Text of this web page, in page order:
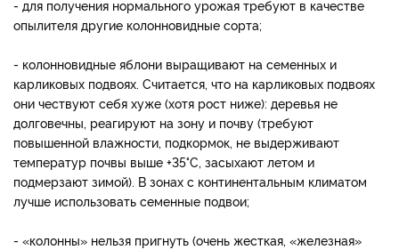
- для получения нормального урожая требуют в качестве
опылителя другие колонновидные сорта;
- колонновидные яблони выращивают на семенных и
карликовых подвоях. Считается, что на карликовых подвоях
они чествуют себя хуже (хотя рост ниже): деревья не
долговечны, реагируют на зону и почву (требуют
повышенной влажности, подкормок, не выдерживают
температур почвы выше +35°С, засыхают летом и
подмерзают зимой). В зонах с континентальным климатом
лучше использовать семенные подвои;
- «колонны» нельзя пригнуть (очень жесткая, «железная»